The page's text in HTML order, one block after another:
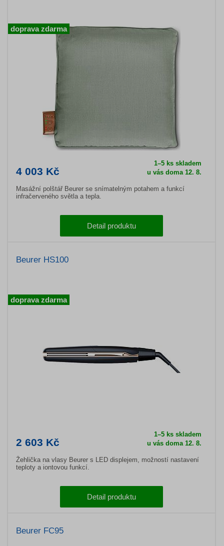
4 003 Kč
1–5 ks skladem
u vás doma 12. 8.
Masážní polštář Beurer se snímatelným potahem a funkcí
infračerveného světla a tepla.
Detail produktu
doprava zdarma
Beurer HS100
2 603 Kč
1–5 ks skladem
u vás doma 12. 8.
Žehlička na vlasy Beurer s LED displejem, možností nastavení
teploty a iontovou funkcí.
Detail produktu
doprava zdarma
Beurer FC95